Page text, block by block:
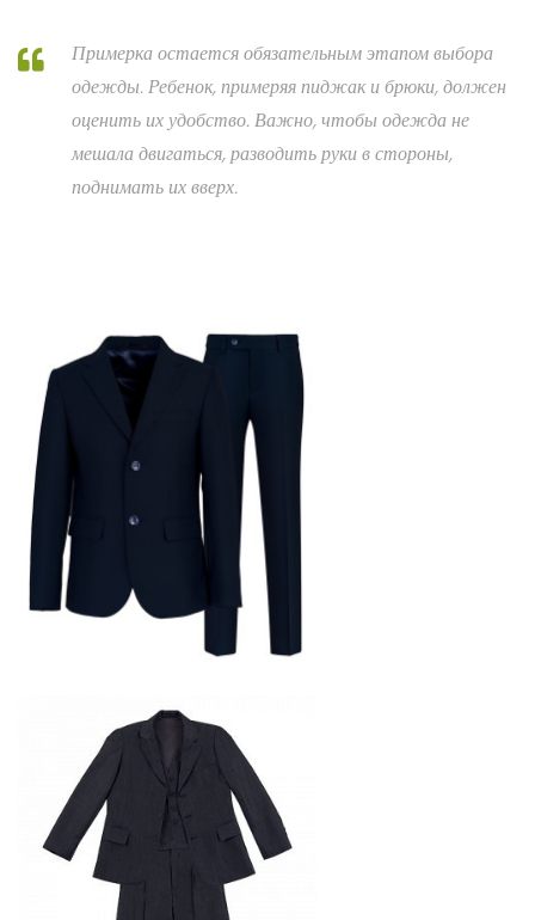
Примерка остается обязательным этапом выбора
одежды. Ребенок, примеряя пиджак и брюки, должен
оценить их удобство. Важно, чтобы одежда не
мешала двигаться, разводить руки в стороны,
поднимать их вверх.